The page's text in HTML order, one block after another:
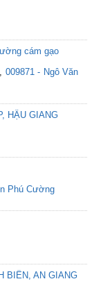
cám gạo
, 009871 - Ngô Văn
HẬU GIANG
Phú Cường
BIÊN, AN GIANG